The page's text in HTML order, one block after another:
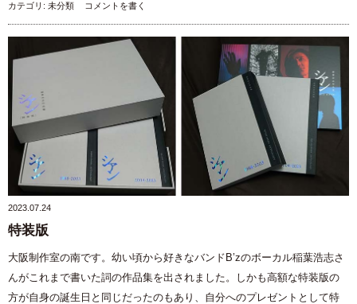
カテゴリ: 未分類 コメントを書く
2023.07.24
特装版
大阪制作室の南です。幼い頃から好きなバンドB’zのボーカル稲葉浩志さ
んがこれまで書いた詞の作品集を出されました。しかも高額な特装版の
方が自身の誕生日と同じだったのもあり、自分へのプレゼントとして特